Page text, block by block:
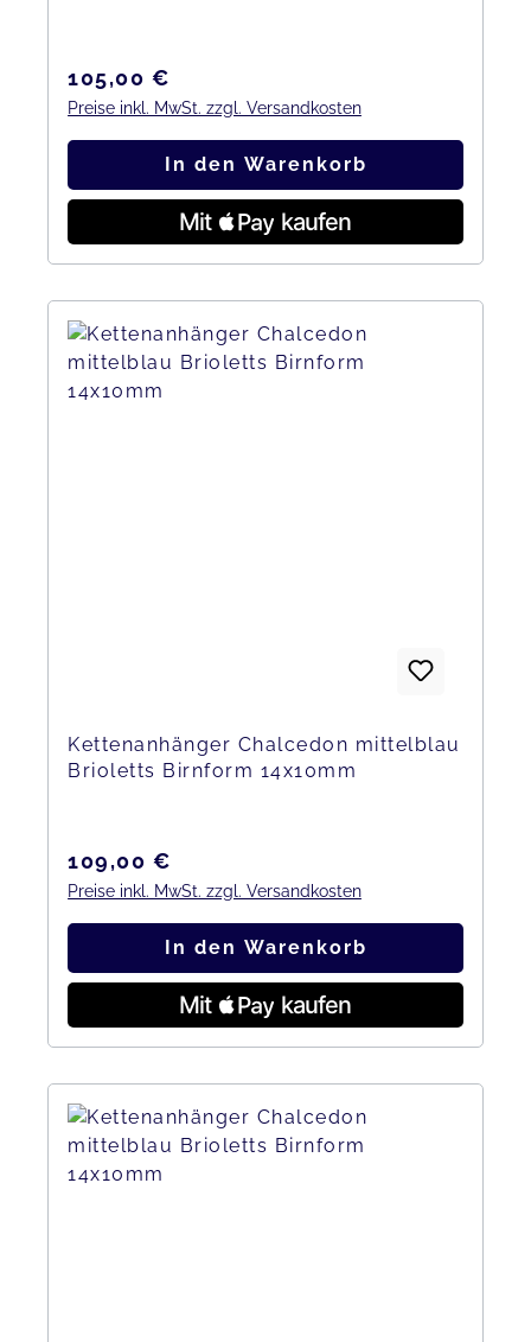
Regulärer Preis:
105,00 €
Preise inkl. MwSt. zzgl. Versandkosten
In den Warenkorb
Kettenanhänger Chalcedon mittelblau
Brioletts Birnform 14x10mm
Regulärer Preis:
109,00 €
Preise inkl. MwSt. zzgl. Versandkosten
In den Warenkorb